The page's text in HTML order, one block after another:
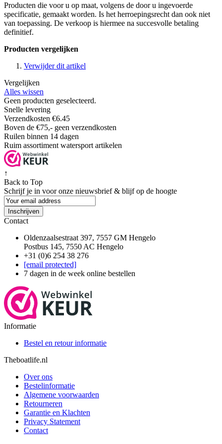
Producten die voor u op maat, volgens de door u ingevoerde
specificatie, gemaakt worden. Is het herroepingsrecht dan ook niet
van toepassing. De verkoop is hiermee na succesvolle betaling
definitief.
Producten vergelijken
Verwijder dit artikel
Vergelijken
Alles wissen
Geen producten geselecteerd.
Snelle levering
Verzendkosten €6.45
Boven de €75,- geen verzendkosten
Ruilen binnen 14 dagen
Ruim assortiment watersport artikelen
↑
Back to Top
Schrijf je in voor onze nieuwsbrief & blijf op de hoogte
Inschrijven
Contact
Oldenzaalsestraat 397, 7557 GM Hengelo
Postbus 145, 7550 AC Hengelo
+31 (0)6 254 38 276
[email protected]
7 dagen in de week online bestellen
Informatie
Bestel en retour informatie
Theboatlife.nl
Over ons
Bestelinformatie
Algemene voorwaarden
Retourneren
Garantie en Klachten
Privacy Statement
Contact